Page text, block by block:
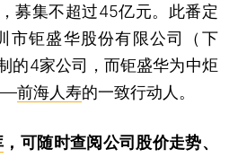
募集不超过45亿元。此番定
市钜盛华股份有限公司（下
的4家公司，而钜盛华为中炬
前海人寿的一致行动人。
，可随时查阅公司股价走势、